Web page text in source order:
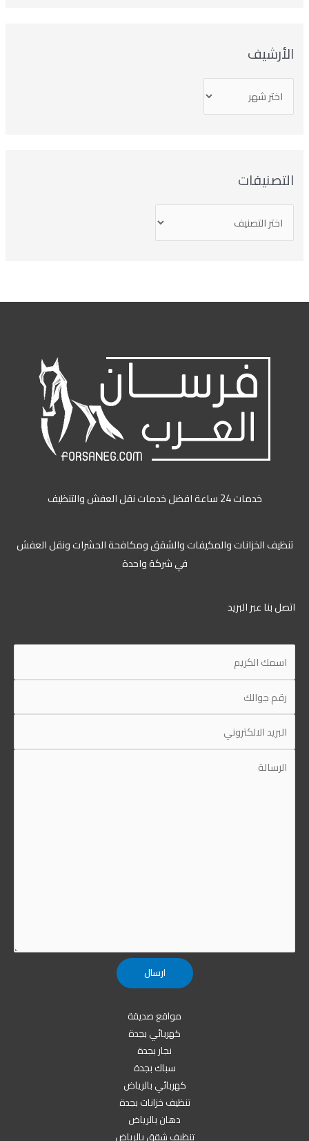
الأرشيف
التصنيفات
خدمات 24 ساعة افضل خدمات نقل العفش والتنظيف
تنظيف الخزانات والمكيفات والشقق ومكافحة الحشرات ونقل العفش
في شركة واحدة
اتصل بنا عبر البريد
مواقع صديقة
كهربائي بجدة
نجار بجدة
سباك بجدة
كهربائي بالرياض
تنظيف خزانات بجدة
دهان بالرياض
تنظيف شقق بالرياض